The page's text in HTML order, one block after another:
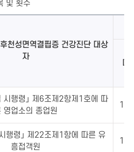
및 횟수
천성면역결핍증 건강진단 대상
자
매
시행령」 제6조제2항제1호에 따
영업소의 종업원
1
행령」 제22조제1항에 따른 유
흥접객원
1